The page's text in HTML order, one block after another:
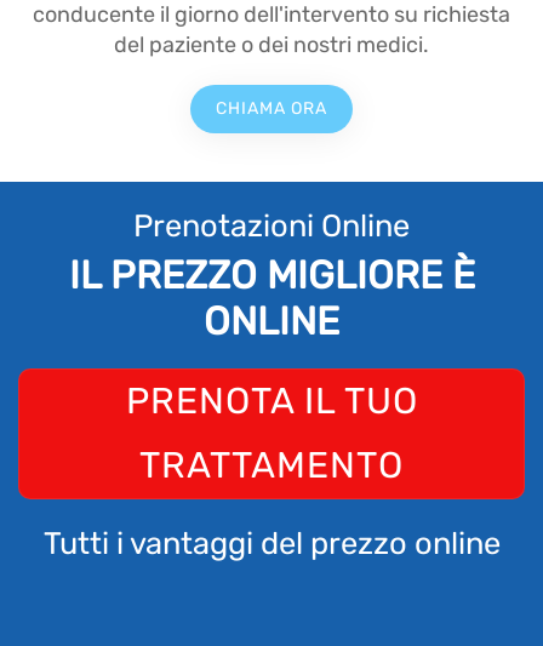
conducente il giorno dell'intervento su richiesta
del paziente o dei nostri medici.
CHIAMA ORA
Prenotazioni Online
IL PREZZO MIGLIORE È
ONLINE
PRENOTA IL TUO
TRATTAMENTO
Tutti i vantaggi del prezzo online